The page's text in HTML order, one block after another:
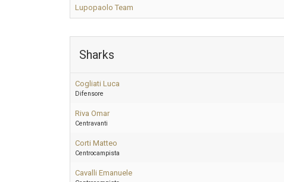
Lupopaolo Team
Sharks
Cogliati Luca
Difensore
Riva Omar
Centravanti
Corti Matteo
Centrocampista
Cavalli Emanuele